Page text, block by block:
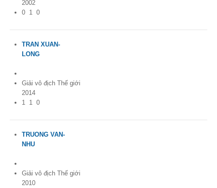
2002
0 1 0
TRAN XUAN-
LONG
Giải vô địch Thế giới
2014
1 1 0
TRUONG VAN-
NHU
Giải vô địch Thế giới
2010